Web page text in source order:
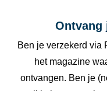
Ontvang
Ben je verzekerd via
het magazine
ontvangen. Ben je